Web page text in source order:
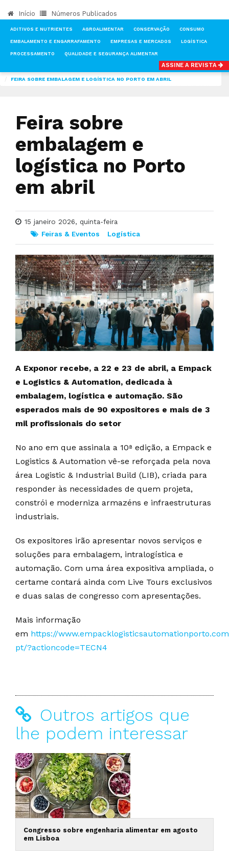
Início Números Publicados
ADITIVOS E NUTRIENTES AGROALIMENTAR CONSERVAÇÃO CONSUMO
EMBALAMENTO E ENGARRAFAMENTO EMPRESAS E MERCADOS LOGÍSTICA
PROCESSAMENTO QUALIDADE E SEGURANÇA ALIMENTAR
ASSINE A REVISTA
FEIRA SOBRE EMBALAGEM E LOGÍSTICA NO PORTO EM ABRIL
Feira sobre
embalagem e
logística no Porto
em abril
15 janeiro 2026, quinta-feira
Feiras & Eventos
Logística
A Exponor recebe, a 22 e 23 de abril, a Empack
e Logistics & Automation, dedicada à
embalagem, logística e automação. São
esperados mais de 90 expositores e mais de 3
mil profissionais do setor
No ano em que assinala a 10ª edição, a Empack e
Logistics & Automation vê-se reforçada pela nova
área Logistic & Industrial Build (LIB), criada para
responder às necessidades de quem projeta,
constrói e moderniza armazéns e infraestruturas
industriais.
Os expositores irão apresentar novos serviços e
soluções para embalagem, intralogística e
automação. Com uma área expositiva ampliada, o
certame contará ainda com Live Tours exclusivos
e duas salas de congresso com apresentações.
Mais informação
em https://
pt/?actioncode=TECN4
Outros artigos que
lhe podem interessar
Congresso sobre engenharia alimentar em agosto
em Lisboa